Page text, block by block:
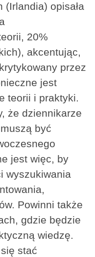
(Irlandia) opisała
20%
akcentując,
przez
jest
teorii i praktyki.
że dziennikarze
być
jest więc, by
wyszukiwania
Powinni także
gdzie będzie
wiedzę.
stać